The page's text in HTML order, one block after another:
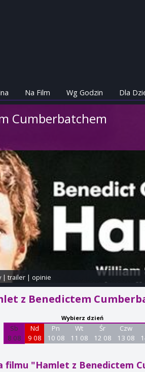
Na Film Wg Godzin Dla
Cumberbatchem
| trailer| opinie
z Benedictem
Wybierz dzień
Sb
8 08
Nd
9 08
Pn
10 08
Wt
11 08
Śr
12 08
Czw
13 08
filmu "Hamlet z Benedictem